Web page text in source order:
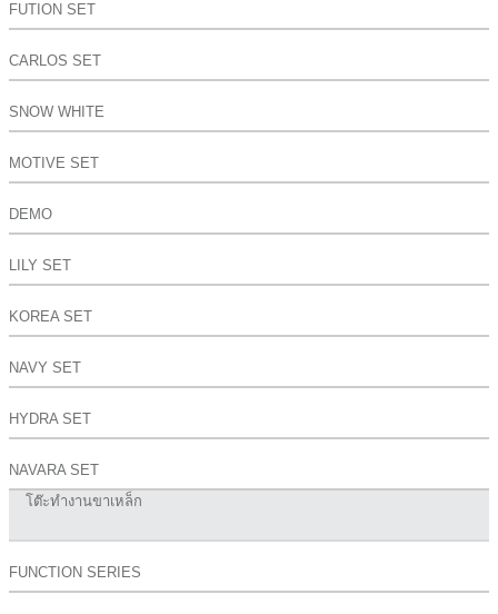
FUTION SET
CARLOS SET
SNOW WHITE
MOTIVE SET
DEMO
LILY SET
KOREA SET
NAVY SET
HYDRA SET
NAVARA SET
โต๊ะทำงานขาเหล็ก
FUNCTION SERIES